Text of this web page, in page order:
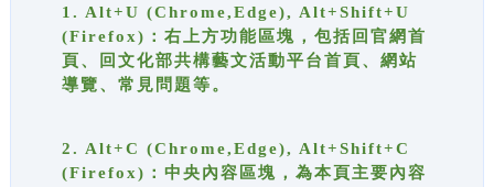
1. Alt+U (Chrome,Edge), Alt+Shift+U
(Firefox)：右上方功能區塊，包括回官網首
頁、回文化部共構藝文活動平台首頁、網站
導覽、常見問題等。
2. Alt+C (Chrome,Edge), Alt+Shift+C
(Firefox)：中央內容區塊，為本頁主要內容